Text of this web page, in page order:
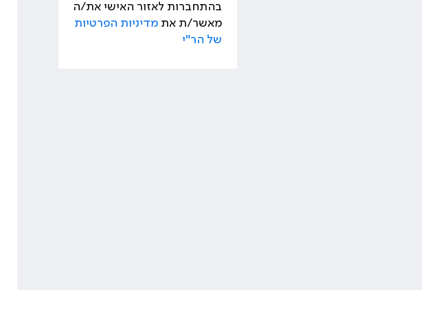
בהתחברות לאזור האישי את/ה
מאשר/ת אתמדיניות הפרטיות
של הר"י